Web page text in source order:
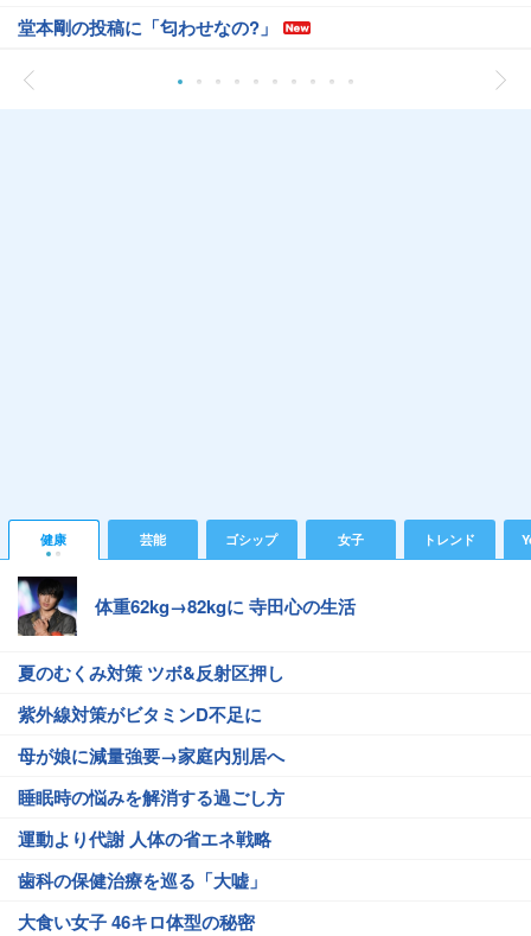
堂本剛の投稿に「匂わせなの?」
健康 芸能 ゴシップ 女子 トレンド
体重62kg→82kgに 寺田心の生活
夏のむくみ対策 ツボ&反射区押し
紫外線対策がビタミンD不足に
母が娘に減量強要→家庭内別居へ
睡眠時の悩みを解消する過ごし方
運動より代謝 人体の省エネ戦略
歯科の保健治療を巡る「大嘘」
大食い女子 46キロ体型の秘密